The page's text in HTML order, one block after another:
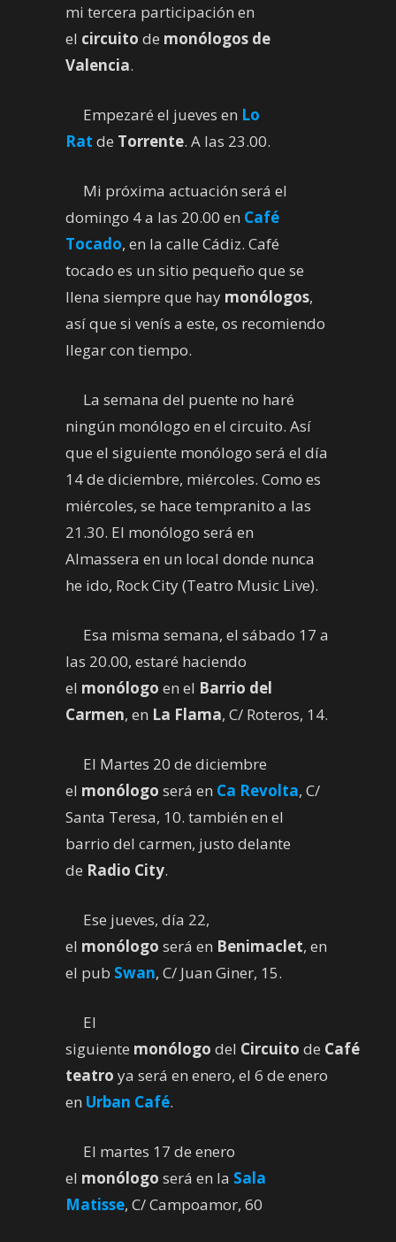
mi tercera participación en
el circuito de monólogos de
Valencia.
Empezaré el jueves en Lo
Rat de Torrente. A las 23.00.
Mi próxima actuación será el
domingo 4 a las 20.00 en Café
Tocado, en la calle Cádiz. Café
tocado es un sitio pequeño que se
llena siempre que hay monólogos,
así que si venís a este, os recomiendo
llegar con tiempo.
La semana del puente no haré
ningún monólogo en el circuito. Así
que el siguiente monólogo será el día
14 de diciembre, miércoles. Como es
miércoles, se hace tempranito a las
21.30. El monólogo será en
Almassera en un local donde nunca
he ido, Rock City (Teatro Music Live).
Esa misma semana, el sábado 17 a
las 20.00, estaré haciendo
el monólogo en el Barrio del
Carmen, en La Flama, C/ Roteros, 14.
El Martes 20 de diciembre
el monólogo será en Ca Revolta, C/
Santa Teresa, 10. también en el
barrio del carmen, justo delante
de Radio City.
Ese jueves, día 22,
el monólogo será en Benimaclet, en
el pub Swan, C/ Juan Giner, 15.
El
siguiente monólogo del Circuito de Café
teatro ya será en enero, el 6 de enero
en Urban Café.
El martes 17 de enero
el monólogo será en la Sala
Matisse, C/ Campoamor, 60